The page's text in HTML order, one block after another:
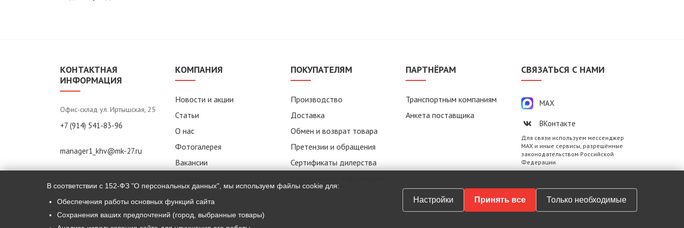
КОНТАКТНАЯ
ИНФОРМАЦИЯ
Офис-склад ул. Иртышская, 25
+7 (914) 541-83-96
manager1_khv@mk-27.ru
КОМПАНИЯ
Новости и акции
Статьи
О нас
Фотогалерея
Вакансии
ПОКУПАТЕЛЯМ
Производство
Доставка
Обмен и возврат товара
Претензии и обращения
Сертификаты дилерства
ПАРТНЁРАМ
Транспортным компаниям
Анкета поставщика
СВЯЗАТЬСЯ С НАМИ
MAX
ВКонтакте
Для связи используем мессенджер
MAX и иные сервисы, разрешённые
законодательством Российской
Федерации.
В соответствии с 152-ФЗ "О персональных данных", мы используем файлы cookie для:
Обеспечения работы основных функций сайта
Сохранения ваших предпочтений (город, выбранные товары)
Настройки Принять все Только необходимые